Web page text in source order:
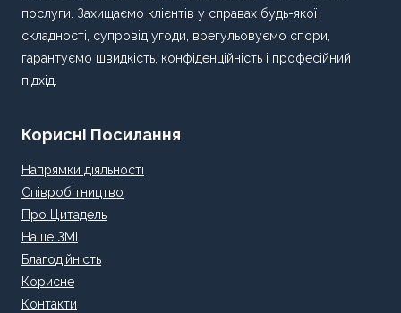
послуги. Захищаємо клієнтів у справах будь-якої
складності, супровід угоди, врегульовуємо спори,
гарантуємо швидкість, конфіденційність і професійний
підхід.
Корисні Посилання
Напрямки діяльності
Співробітництво
Про Цитадель
Наше ЗМІ
Благодійність
Корисне
Контакти